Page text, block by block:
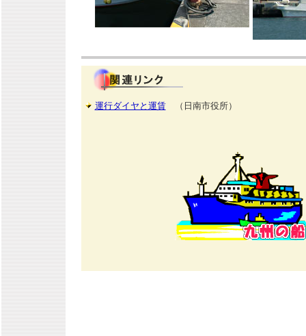
運行ダイヤと運賃（日南市役所）